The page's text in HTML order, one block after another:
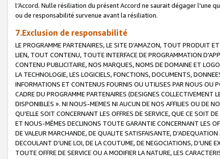
l’Accord. Nulle résiliation du présent Accord ne saurait dégager l'une
ou de responsabilité survenue avant la résiliation.
7.Exclusion de responsabilité
LE PROGRAMME PARTENAIRES, LE SITE D’AMAZON, TOUT PRODUIT
LIEN, TOUT CONTENU, TOUTE INTERFACE DE PROGRAMMATION
CONTENU PUBLICITAIRE, NOS MARQUES, NOMS DE DOMAINE ET
LA TECHNOLOGIE, LES LOGICIELS, FONCTIONS, DOCUMENTS,
INFORMATIONS ET CONTENUS FOURNIS OU UTILISES PAR NOUS OU
CADRE DU PROGRAMME PARTENAIRES (DESIGNES COLLECTIVEMENT
DISPONIBLES ». NI NOUS-MEMES NI AUCUN DE NOS AFFILIES OU DE
QU’ELLE SOIT CONCERNANT LES OFFRES DE SERVICE, QUE CE SOIT
ET NOUS-MÊMES DECLINONS TOUTE GARANTIE CONCERNANT LES
DE VALEUR MARCHANDE, DE QUALITE SATISFAISANTE,
DECOULANT D’UNE LOI, DE LA COUTUME, DE NEGOCIATIONS, D’UNE
TOUTE OFFRE DE SERVICE OU A MODIFIER LA NATURE, LES